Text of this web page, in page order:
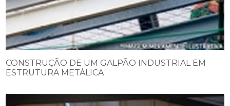
CONSTRUÇÃO DE UM GALPÃO INDUSTRIAL EM
ESTRUTURA METÁLICA